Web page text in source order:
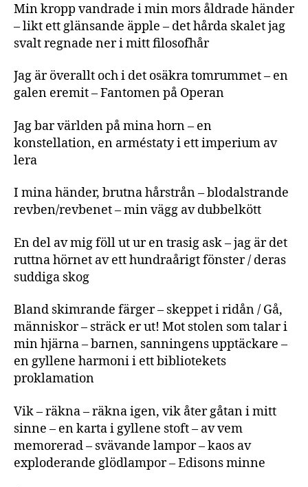
Min kropp vandrade i min mors åldrade händer
– likt ett glänsande äpple – det hårda skalet jag
svalt regnade ner i mitt filosofhår
Jag är överallt och i det osäkra tomrummet – en
galen eremit – Fantomen på Operan
Jag bar världen på mina horn – en
konstellation, en arméstaty i ett imperium av
lera
I mina händer, brutna hårstrån – blodalstrande
revben/revbenet – min vägg av dubbelkött
En del av mig föll ut ur en trasig ask – jag är det
ruttna hörnet av ett hundraårigt fönster / deras
suddiga skog
Bland skimrande färger – skeppet i ridån / Gå,
människor – sträck er ut! Mot stolen som talar i
min hjärna – barnen, sanningens upptäckare –
en gyllene harmoni i ett bibliotekets
proklamation
Vik – räkna – räkna igen, vik åter gåtan i mitt
sinne – en karta i gyllene stoft – av vem
memorerad – svävande lampor – kaos av
exploderande glödlampor – Edisons minne